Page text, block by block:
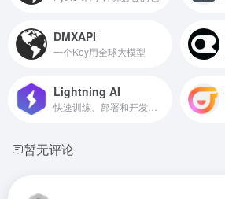
DMXAPI
一个Key用全球大模型
Lightning AI
暂无评论